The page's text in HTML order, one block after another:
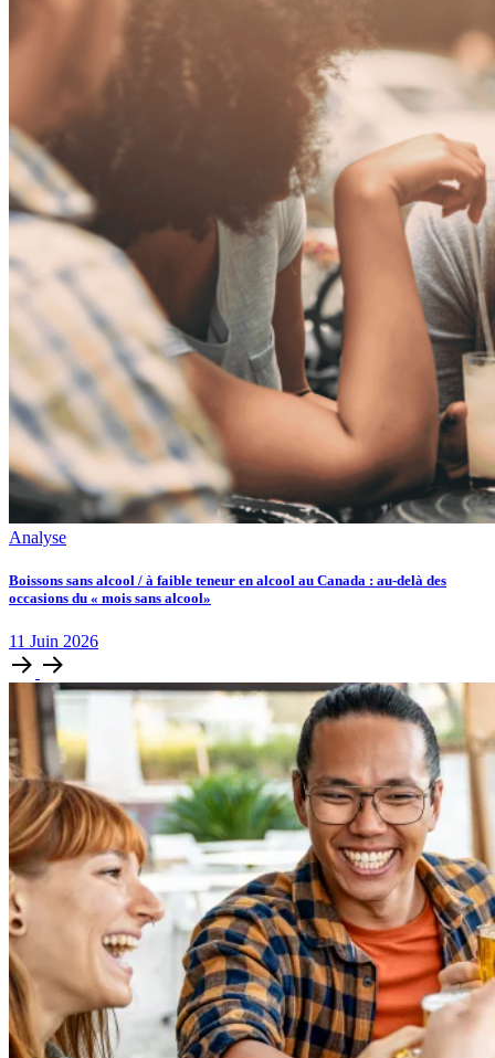
Analyse
Boissons sans alcool / à faible teneur en alcool au Canada : au-delà des
occasions du « mois sans alcool»
11 Juin 2026